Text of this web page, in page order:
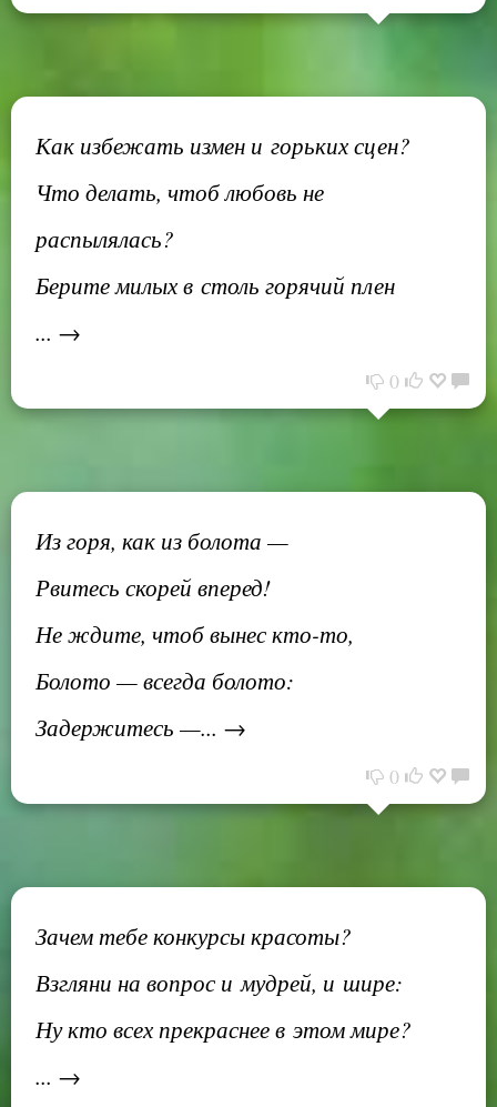
Как избежать измен и горьких сцен?
Что делать, чтоб любовь не
распылялась?
Берите милых в столь горячий плен
... →
0
Из горя, как из болота —
Рвитесь скорей вперед!
Не ждите, чтоб вынес кто-то,
Болото — всегда болото:
Задержитесь —... →
0
Зачем тебе конкурсы красоты?
Взгляни на вопрос и мудрей, и шире:
Ну кто всех прекраснее в этом мире?
... →